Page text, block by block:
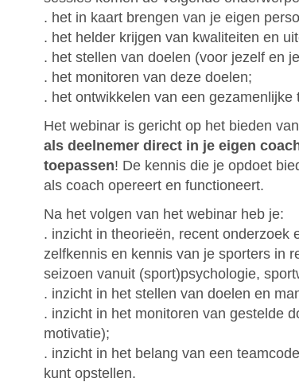
. het in kaart brengen van je eigen
. het helder krijgen van kwaliteiten en
. het stellen van doelen (voor jezelf en
. het monitoren van deze doelen;
. het ontwikkelen van een gezamenlijke
Het webinar is gericht op het bieden van
als deelnemer direct in je eigen
toepassen! De kennis die je opdoet
als coach opereert en functioneert.
Na het volgen van het webinar heb je:
. inzicht in theorieën, recent onderzoek
zelfkennis en kennis van je sporters in
seizoen vanuit (sport)psychologie,
. inzicht in het stellen van doelen en
. inzicht in het monitoren van gestelde
motivatie);
. inzicht in het belang van een
kunt opstellen.